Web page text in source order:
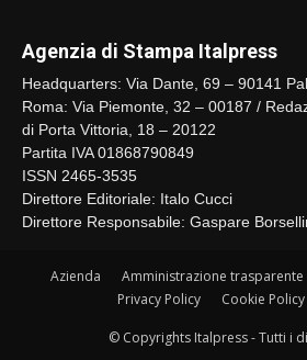
Agenzia di Stampa Italpress
Headquarters: Via Dante, 69 – 90141
Roma: Via Piemonte, 32 – 00187 /
di Porta Vittoria, 18 – 20122
Partita IVA 01868790849
ISSN 2465-3535
Direttore Editoriale: Italo Cucci
Direttore Responsabile: Gaspare
Azienda Amministrazione trasparente
Privacy Policy
Cookie Policy
© Copyrights Italpress - Tutti i